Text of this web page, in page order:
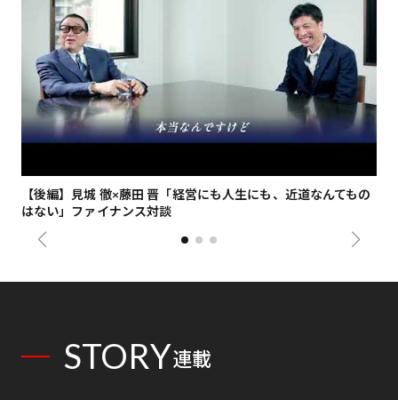
【後編】見城 徹×藤田 晋「経営にも人生にも、近道なんてもの
はない」ファイナンス対談
STORY連載